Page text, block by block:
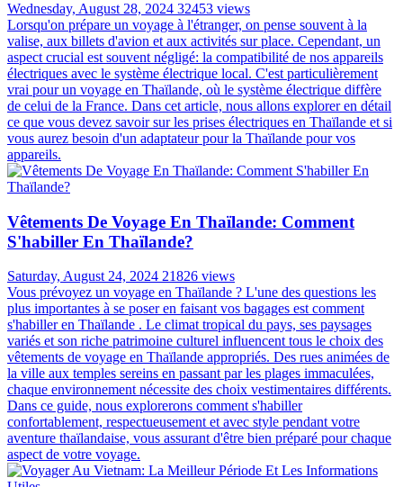
Wednesday, August 28, 2024 32453 views
Lorsqu'on prépare un voyage à l'étranger, on pense souvent à la
valise, aux billets d'avion et aux activités sur place. Cependant, un
aspect crucial est souvent négligé: la compatibilité de nos appareils
électriques avec le système électrique local. C'est particulièrement
vrai pour un voyage en Thaïlande, où le système électrique diffère
de celui de la France. Dans cet article, nous allons explorer en détail
ce que vous devez savoir sur les prises électriques en Thaïlande et si
vous aurez besoin d'un adaptateur pour la Thaïlande pour vos
appareils.
Vêtements De Voyage En Thaïlande: Comment
S'habiller En Thaïlande?
Saturday, August 24, 2024 21826 views
Vous prévoyez un voyage en Thaïlande ? L'une des questions les
plus importantes à se poser en faisant vos bagages est comment
s'habiller en Thaïlande . Le climat tropical du pays, ses paysages
variés et son riche patrimoine culturel influencent tous le choix des
vêtements de voyage en Thaïlande appropriés. Des rues animées de
la ville aux temples sereins en passant par les plages immaculées,
chaque environnement nécessite des choix vestimentaires différents.
Dans ce guide, nous explorerons comment s'habiller
confortablement, respectueusement et avec style pendant votre
aventure thaïlandaise, vous assurant d'être bien préparé pour chaque
aspect de votre voyage.